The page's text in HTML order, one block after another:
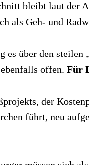
bleibt laut der
als Geh- und
es über den steilen
offen. Für
der
führt, neu